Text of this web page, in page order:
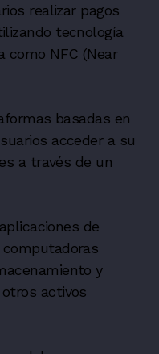
realizar pagos
tecnología
como NFC (Near
basadas en
acceder a su
a través de un
de
y
activos